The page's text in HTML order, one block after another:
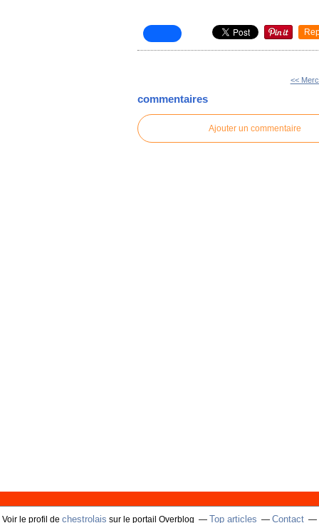
<<
commentaires
Ajouter un commentaire
Voir le profil de chestrolais sur le portail Overblog Top articles Contact